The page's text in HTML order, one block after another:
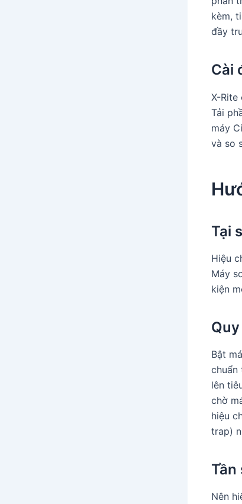
kèm,
đầy
Cài
X-Rite
Tải
máy
và so
Tại
Hiệu
Máy
kiện
Bật
chuẩn
lên
chờ
hiệu
trap)
Tần
Nên